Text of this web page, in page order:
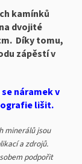
kamínků
dvojité
Díky tomu,
zápěstí v
náramek v
lišit.
minerálů jsou
a zdrojů.
podpořit